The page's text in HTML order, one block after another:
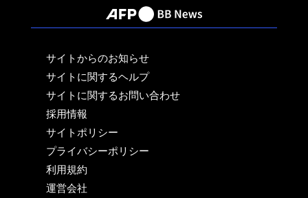
サイトからのお知らせ
サイトに関するヘルプ
サイトに関するお問い合わせ
採用情報
サイトポリシー
プライバシーポリシー
利用規約
運営会社